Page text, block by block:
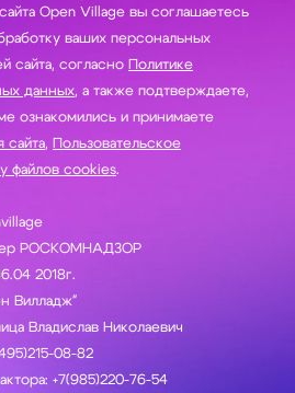
Open Village вы соглашаетесь
сайта, согласно Политике
данных, а также подтверждаете,
ознакомились и принимаете
сайта, Пользовательское
файлов cookies.
РОСКОМНАДЗОР
2018г.
Вилладж"
Владислав Николаевич
08-82
+7(985)220-76-54